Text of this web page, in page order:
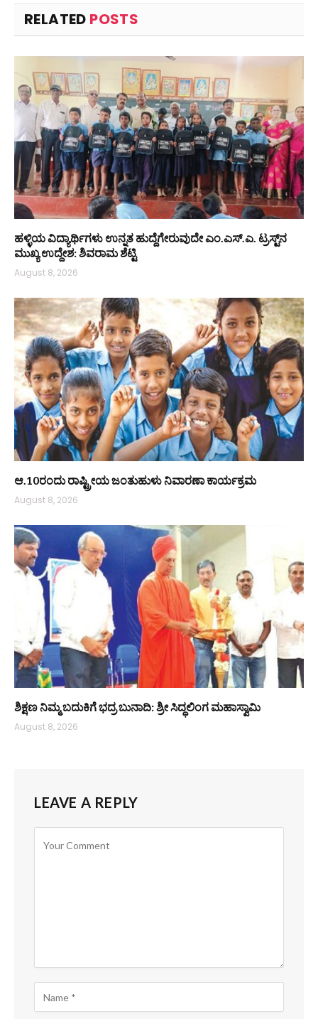
RELATED POSTS
ಹಳ್ಳಿಯ ವಿದ್ಯಾರ್ಥಿಗಳು ಉನ್ನತ ಹುದ್ದೆಗೇರುವುದೇ ಎಂ.ಎಸ್.ಎ. ಟ್ರಸ್ಟ್‌ನ
ಮುಖ್ಯ ಉದ್ದೇಶ: ಶಿವರಾಮ ಶೆಟ್ಟಿ
August 8, 2026
ಆ.10ರಂದು ರಾಷ್ಟ್ರೀಯ ಜಂತುಹುಳು ನಿವಾರಣಾ ಕಾರ್ಯಕ್ರಮ
August 8, 2026
ಶಿಕ್ಷಣ ನಿಮ್ಮ ಬದುಕಿಗೆ ಭದ್ರ ಬುನಾದಿ: ಶ್ರೀ ಸಿದ್ಧಲಿಂಗ ಮಹಾಸ್ವಾಮಿ
August 8, 2026
LEAVE A REPLY